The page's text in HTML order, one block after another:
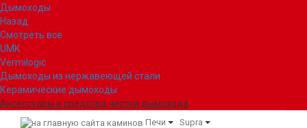
Дымоходы
Назад
Смотреть все
UMK
Vermilogic
Дымоходы из нержавеющей стали
Керамические дымоходы
Аксессуары и средства чистки дымохода
Печи Supra